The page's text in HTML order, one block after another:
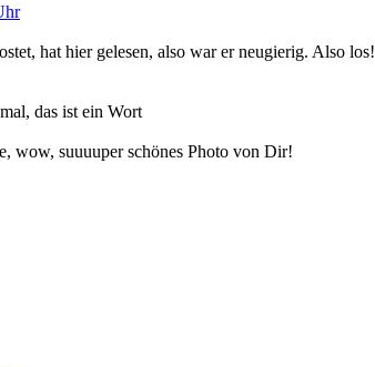
hat hier gelesen, also war er neugierig. Also los!
das ist ein Wort
wow, suuuuper schönes Photo von Dir!